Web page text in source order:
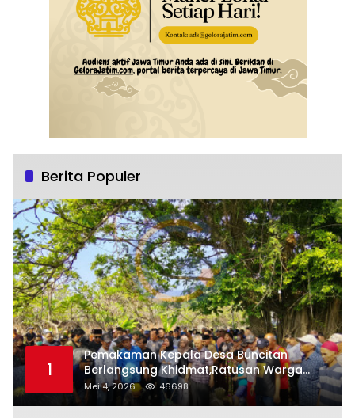
Berita Populer
1
Pemakaman Kepala Desa Buncitan
Berlangsung Khidmat,Ratusan Warga
Larut Dalam Duka Yang Mendalam
Mei 4, 2026 46698